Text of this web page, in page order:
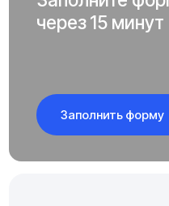
через 15 минут
Заполнить форму